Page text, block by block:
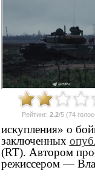
Рейтинг: 2.2/5 (74
искупления» о
заключенных
(RT). Автором
режиссером —